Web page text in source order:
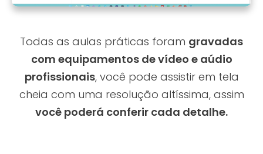
Todas as aulas práticas foram gravadas
com equipamentos de vídeo e aúdio
profissionais, você pode assistir em tela
cheia com uma resolução altíssima, assim
você poderá conferir cada detalhe.